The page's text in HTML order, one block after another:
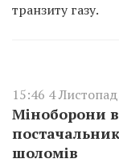
транзиту газу.
15:46 4
Міноборони
шоломів